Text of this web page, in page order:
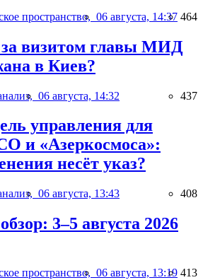
пространство, 06 августа, 14:37 464
за визитом главы МИД
в Киев?
06 августа, 14:32 437
управления для
и «Азеркосмоса»:
несёт указ?
06 августа, 13:43 408
3–5 августа 2026
пространство, 06 августа, 13:19 413